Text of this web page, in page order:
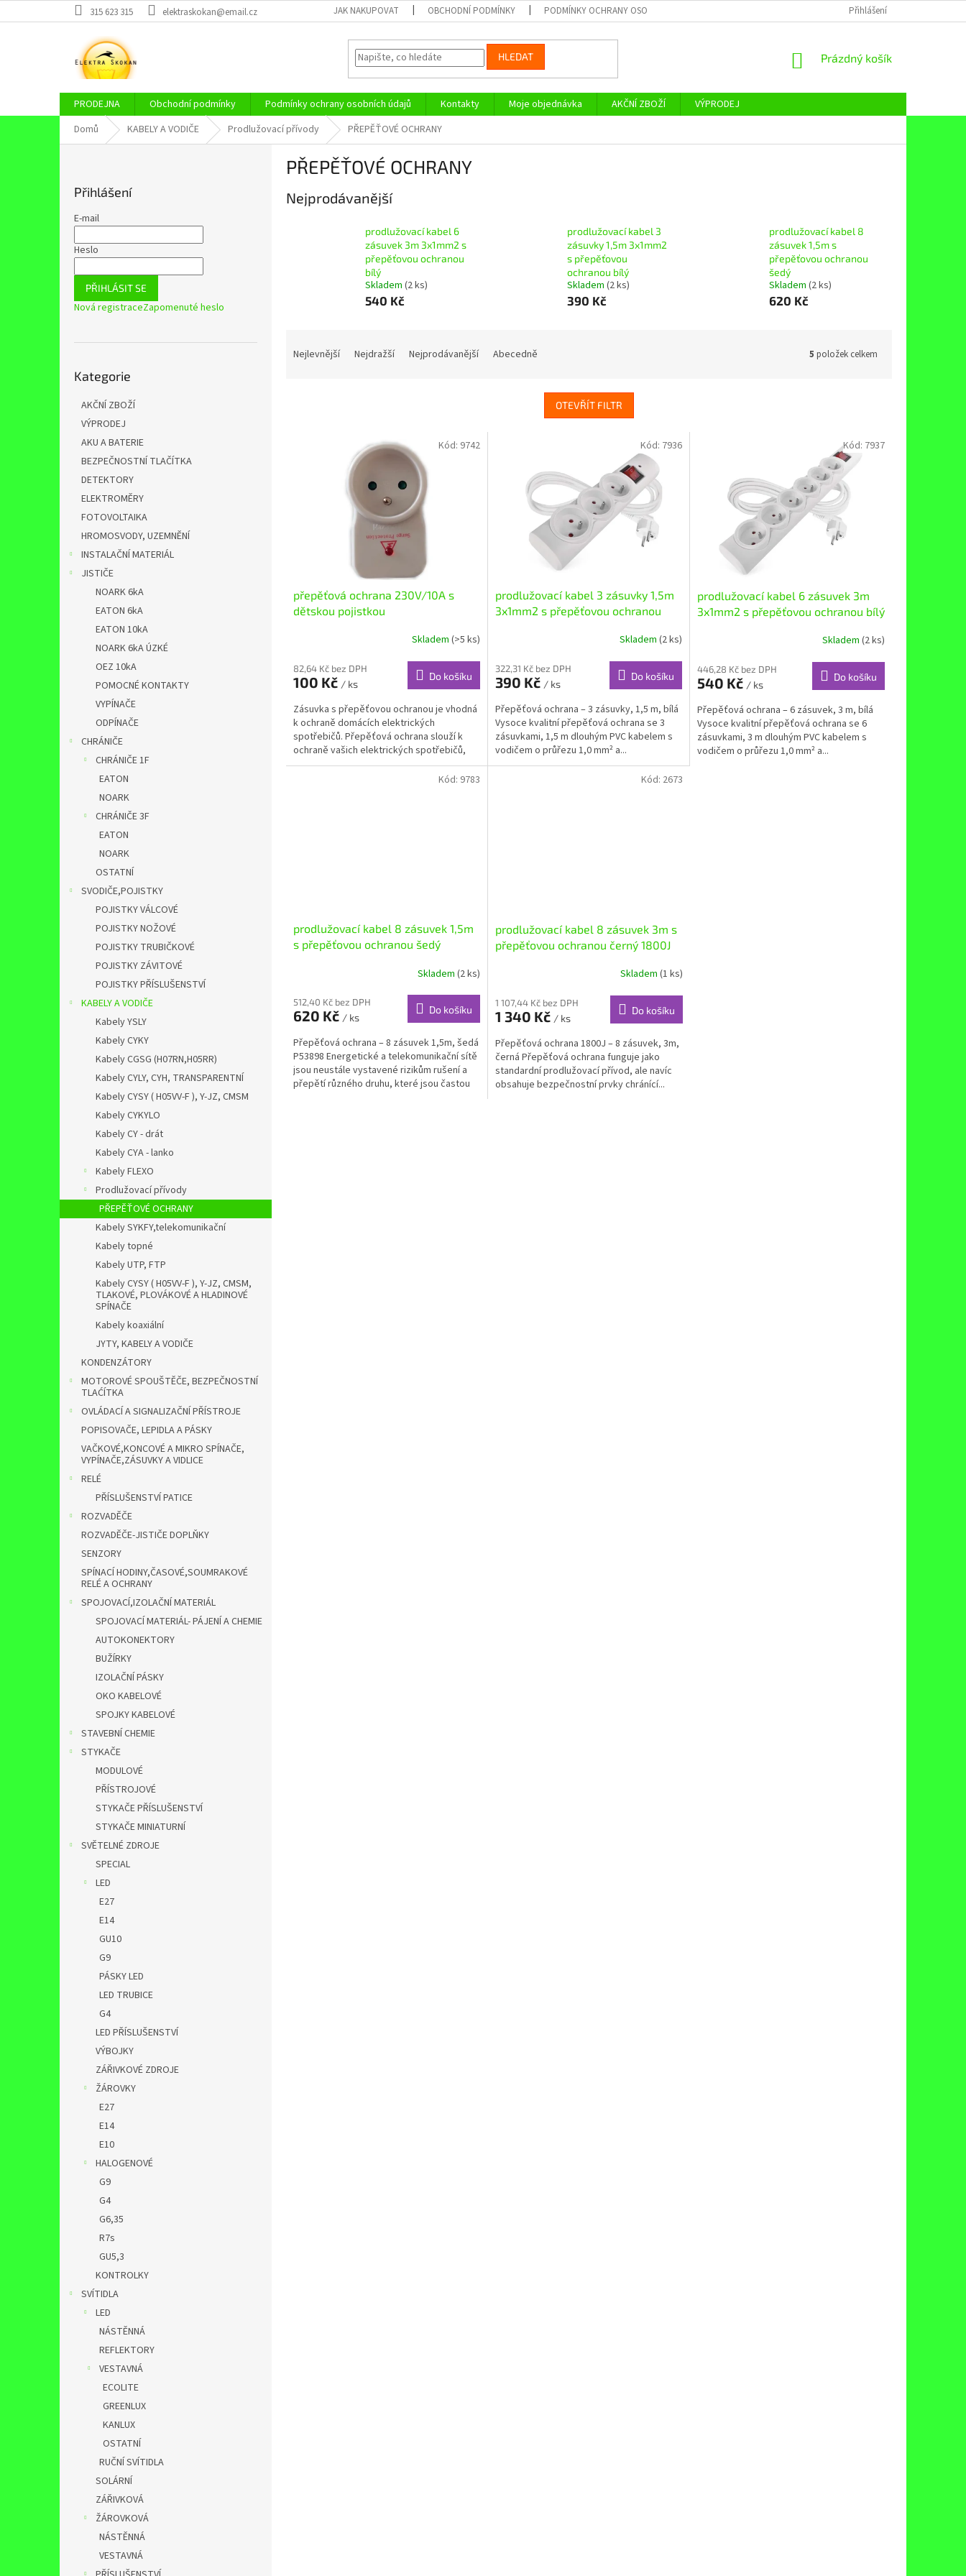
na
315 623 315 elektraskokan@email.cz JAK NAKUPOVAT OBCHODNÍ PODMÍNKY PODMÍNKY OCHRANY OSOBNÍCH ÚDAJŮ Přihlášení
HLEDAT
NÁKUPNÍ
Prázdný košík
PRODEJNA Obchodní podmínky Podmínky ochrany osobních údajů Kontakty Moje objednávka AKČNÍ ZBOŽÍ
VÝPRODEJ
Domů
KABELY A VODIČE Prodlužovací přívody PŘEPĚŤOVÉ OCHRANY
Přihlášení
E-mail
Heslo
PŘIHLÁSIT SE
Nová registraceZapomenuté heslo
kategorie
Kategorie
AKČNÍ ZBOŽÍ
VÝPRODEJ
AKU A BATERIE
BEZPEČNOSTNÍ TLAČÍTKA
DETEKTORY
ELEKTROMĚRY
FOTOVOLTAIKA
HROMOSVODY, UZEMNĚNÍ
INSTALAČNÍ MATERIÁL
JISTIČE
NOARK 6kA
EATON 6kA
EATON 10kA
NOARK 6kA ÚZKÉ
OEZ 10kA
POMOCNÉ KONTAKTY
VYPÍNAČE
ODPÍNAČE
CHRÁNIČE
CHRÁNIČE 1F
EATON
NOARK
CHRÁNIČE 3F
EATON
NOARK
OSTATNÍ
SVODIČE,POJISTKY
POJISTKY VÁLCOVÉ
POJISTKY NOŽOVÉ
POJISTKY TRUBIČKOVÉ
POJISTKY ZÁVITOVÉ
POJISTKY PŘÍSLUŠENSTVÍ
KABELY A VODIČE
Kabely YSLY
Kabely CYKY
Kabely CGSG (H07RN,H05RR)
Kabely CYLY, CYH, TRANSPARENTNÍ
Kabely CYSY ( H05VV-F ), Y-JZ, CMSM
Kabely CYKYLO
Kabely CY - drát
Kabely CYA - lanko
Kabely FLEXO
Prodlužovací přívody
PŘEPĚŤOVÉ OCHRANY
Kabely SYKFY,telekomunikační
Kabely topné
Kabely UTP, FTP
Kabely CYSY ( H05VV-F ), Y-JZ, CMSM,
TLAKOVÉ, PLOVÁKOVÉ A HLADINOVÉ
SPÍNAČE
Kabely koaxiální
JYTY, KABELY A VODIČE
KONDENZÁTORY
MOTOROVÉ SPOUŠTĚČE, BEZPEČNOSTNÍ
TLAĆÍTKA
OVLÁDACÍ A SIGNALIZAČNÍ PŘÍSTROJE
POPISOVAČE, LEPIDLA A PÁSKY
VAČKOVÉ,KONCOVÉ A MIKRO SPÍNAČE,
VYPÍNAČE,ZÁSUVKY A VIDLICE
RELÉ
PŘÍSLUŠENSTVÍ PATICE
ROZVADĚČE
ROZVADĚČE-JISTIČE DOPLŇKY
SENZORY
SPÍNACÍ HODINY,ČASOVÉ,SOUMRAKOVÉ
RELÉ A OCHRANY
SPOJOVACÍ,IZOLAČNÍ MATERIÁL
SPOJOVACÍ MATERIÁL- PÁJENÍ A CHEMIE
AUTOKONEKTORY
BUŽÍRKY
IZOLAČNÍ PÁSKY
OKO KABELOVÉ
SPOJKY KABELOVÉ
STAVEBNÍ CHEMIE
STYKAČE
MODULOVÉ
PŘÍSTROJOVÉ
STYKAČE PŘÍSLUŠENSTVÍ
STYKAČE MINIATURNÍ
SVĚTELNÉ ZDROJE
SPECIAL
LED
E27
E14
GU10
G9
PÁSKY LED
LED TRUBICE
G4
LED PŘÍSLUŠENSTVÍ
VÝBOJKY
ZÁŘIVKOVÉ ZDROJE
ŽÁROVKY
E27
E14
E10
HALOGENOVÉ
G9
G4
G6,35
R7s
GU5,3
KONTROLKY
SVÍTIDLA
LED
NÁSTĚNNÁ
REFLEKTORY
VESTAVNÁ
ECOLITE
GREENLUX
KANLUX
OSTATNÍ
RUČNÍ SVÍTIDLA
SOLÁRNÍ
ZÁŘIVKOVÁ
ŽÁROVKOVÁ
NÁSTĚNNÁ
VESTAVNÁ
PŘEPĚŤOVÉ OCHRANY
Nejprodávanější
prodlužovací kabel 6
zásuvek 3m 3x1mm2 s
přepěťovou ochranou
bílý
Skladem (2 ks)
540 Kč
prodlužovací kabel 3
zásuvky 1,5m 3x1mm2
s přepěťovou
ochranou bílý
Skladem (2 ks)
390 Kč
prodlužovací kabel 8
zásuvek 1,5m s
přepěťovou ochranou
šedý
Skladem (2 ks)
620 Kč
Nejlevnější Nejdražší Nejprodávanější Abecedně 5 položek celkem
OTEVŘÍT FILTR
přepěťová ochrana 230V/10A s
dětskou pojistkou
Skladem (>5 ks)
82,64 Kč bez DPH
100 Kč / ks
Do košíku
Zásuvka s přepěťovou ochranou je vhodná
k ochraně domácích elektrických
spotřebičů. Přepěťová ochrana slouží k
ochraně vašich elektrických spotřebičů,
např. TV, satelitních...
Kód: 9742
prodlužovací kabel 3 zásuvky 1,5m
3x1mm2 s přepěťovou ochranou
Skladem (2 ks)
322,31 Kč bez DPH
390 Kč / ks
Do košíku
Přepěťová ochrana – 3 zásuvky, 1,5 m, bílá
Vysoce kvalitní přepěťová ochrana se 3
zásuvkami, 1,5 m dlouhým PVC kabelem s
vodičem o průřezu 1,0 mm² a...
Kód: 7936
prodlužovací kabel 6 zásuvek 3m
3x1mm2 s přepěťovou ochranou bílý
Skladem (2 ks)
446,28 Kč bez DPH
540 Kč / ks
Do košíku
Přepěťová ochrana – 6 zásuvek, 3 m, bílá
Vysoce kvalitní přepěťová ochrana se 6
zásuvkami, 3 m dlouhým PVC kabelem s
vodičem o průřezu 1,0 mm² a...
Kód: 7937
prodlužovací kabel 8 zásuvek 1,5m
s přepěťovou ochranou šedý
Skladem (2 ks)
512,40 Kč bez DPH
620 Kč / ks
Do košíku
Přepěťová ochrana – 8 zásuvek 1,5m, šedá
P53898 Energetické a telekomunikační sítě
jsou neustále vystavené rizikům rušení a
přepětí různého druhu, které jsou častou
Kód: 9783
prodlužovací kabel 8 zásuvek 3m s
přepěťovou ochranou černý 1800J
Skladem (1 ks)
1 107,44 Kč bez DPH
1 340 Kč / ks
Do košíku
Přepěťová ochrana 1800J – 8 zásuvek, 3m,
černá Přepěťová ochrana funguje jako
standardní prodlužovací přívod, ale navíc
obsahuje bezpečnostní prvky chránící...
Kód: 2673